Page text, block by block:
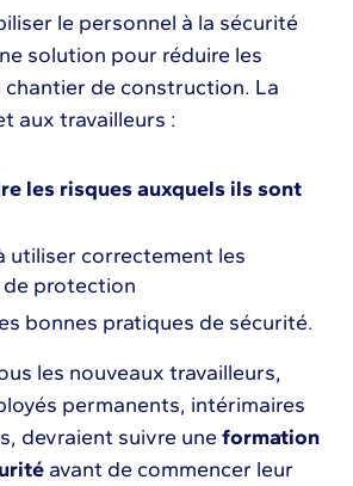
le personnel à la sécurité
solution pour réduire les
chantier de construction. La
aux travailleurs :
les risques auxquels ils sont
utiliser correctement les
protection
bonnes pratiques de sécurité.
les nouveaux travailleurs,
permanents, intérimaires
devraient suivre une formation
avant de commencer leur